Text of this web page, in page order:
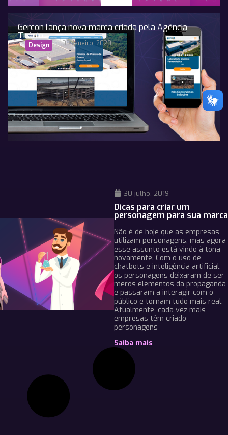
Gercon lança nova marca criada pela Agência
Titânio
Design 09 Janeiro, 2020
30 julho, 2019
Dicas para criar um
personagem para sua marca
Não é de hoje que as empresas
utilizam personagens, mas agora
esse assunto está vindo à tona
novamente. Com o uso de
chatbots e inteligência artificial,
os personagens deixaram de ser
meros elementos da propaganda
e passaram a interagir com o
público e tornam tudo mais real.
Atualmente, cada vez mais
empresas têm criado
personagens
Saiba mais